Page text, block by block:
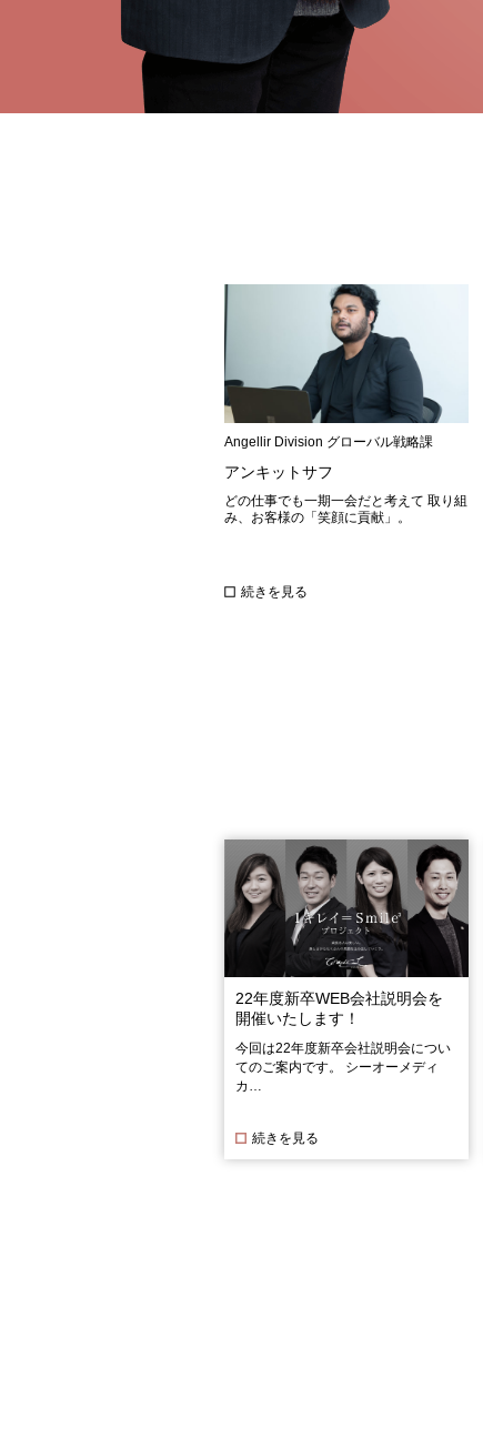
Angellir Division グローバル戦略課
アンキットサフ
どの仕事でも一期一会だと考えて 取り組
み、お客様の「笑顔に貢献」。
続きを見る
22年度新卒WEB会社説明会を
開催いたします！
今回は22年度新卒会社説明会につい
てのご案内です。 シーオーメディ
カ…
続きを見る